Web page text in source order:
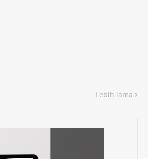
Lebih lama